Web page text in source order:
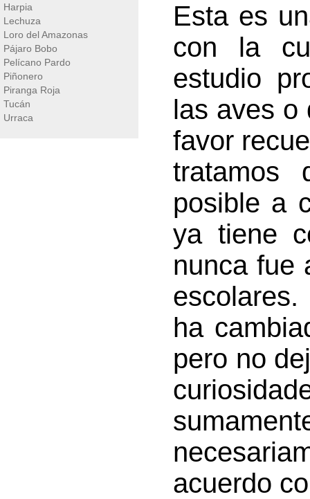
Harpia
Lechuza
Loro del Amazonas
Pájaro Bobo
Pelícano Pardo
Piñonero
Piranga Roja
Tucán
Urraca
Esta es
con la
estudio
las aves o
favor
tratamos
posible a
ya tiene
nunca fue
ha
pero no
acuerdo